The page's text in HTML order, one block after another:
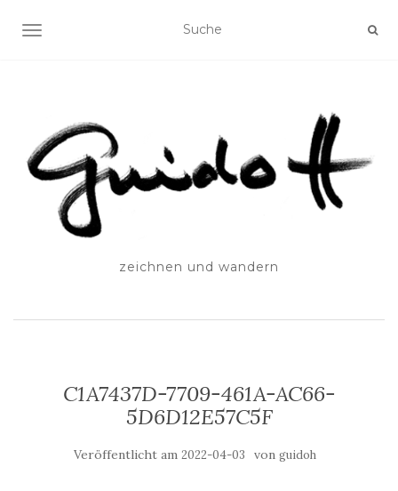
SCHALTE NAVIGATION
zeichnen und wandern
C1A7437D-7709-461A-AC66-
5D6D12E57C5F
Veröffentlicht am 2022-04-03 von guidoh